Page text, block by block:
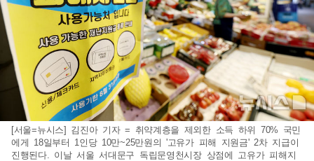
[서울=뉴시스] 김진아 기자 = 취약계층을 제외한 소득 하위 70% 국민
에게 18일부터 1인당 10만~25만원의 '고유가 피해 지원금' 2차 지급이
진행된다. 이날 서울 서대문구 독립문영천시장 상점에 고유가 피해지